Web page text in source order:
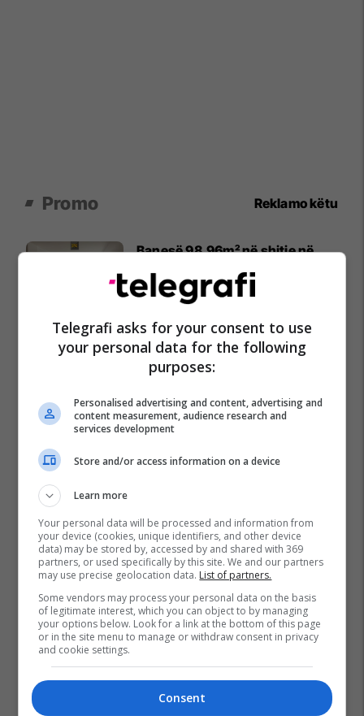
Promo Reklamo këtu
Banesë 98.96m² në shitje në
qendrës #16060
Pro Real Estate
Alba Health bashkon
profesionistët e kujdesit në një
Alba Health
robotikës: Kosova drejt Koresë
Plan B Creative rrit ndikimin e
biznesit tuaj online
Telegrafi asks for your consent to use
your personal data for the following
purposes:
Personalised advertising and content, advertising and
content measurement, audience research and
services development
Store and/or access information on a device
Learn more
Your personal data will be processed and information from
your device (cookies, unique identifiers, and other device
data) may be stored by, accessed by and shared with 369
partners, or used specifically by this site. We and our partners
may use precise geolocation data. List of partners.
Some vendors may process your personal data on the basis
of legitimate interest, which you can object to by managing
your options below. Look for a link at the bottom of this page
or in the site menu to manage or withdraw consent in privacy
and cookie settings.
Consent